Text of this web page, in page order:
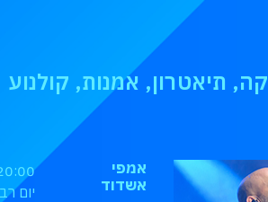
תיאטרון, אמנות, קולנוע
אמפי
אשדוד
יום